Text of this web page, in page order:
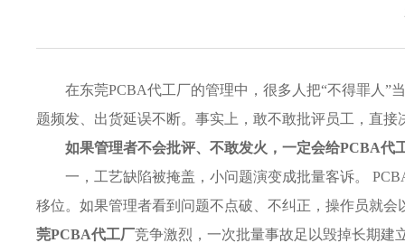
在东莞PCBA代工厂的管理中，很多人把“不得罪人”
题频发、出货延误不断。事实上，敢不敢批评员工，直
如果管理者不会批评、不敢发火，一定会给PCBA代
一，工艺缺陷被掩盖，小问题演变成批量客诉。
移位。如果管理者看到问题不点破、不纠正，操作员就
莞PCBA代工厂竞争激烈，一次批量事故足以毁掉长期建